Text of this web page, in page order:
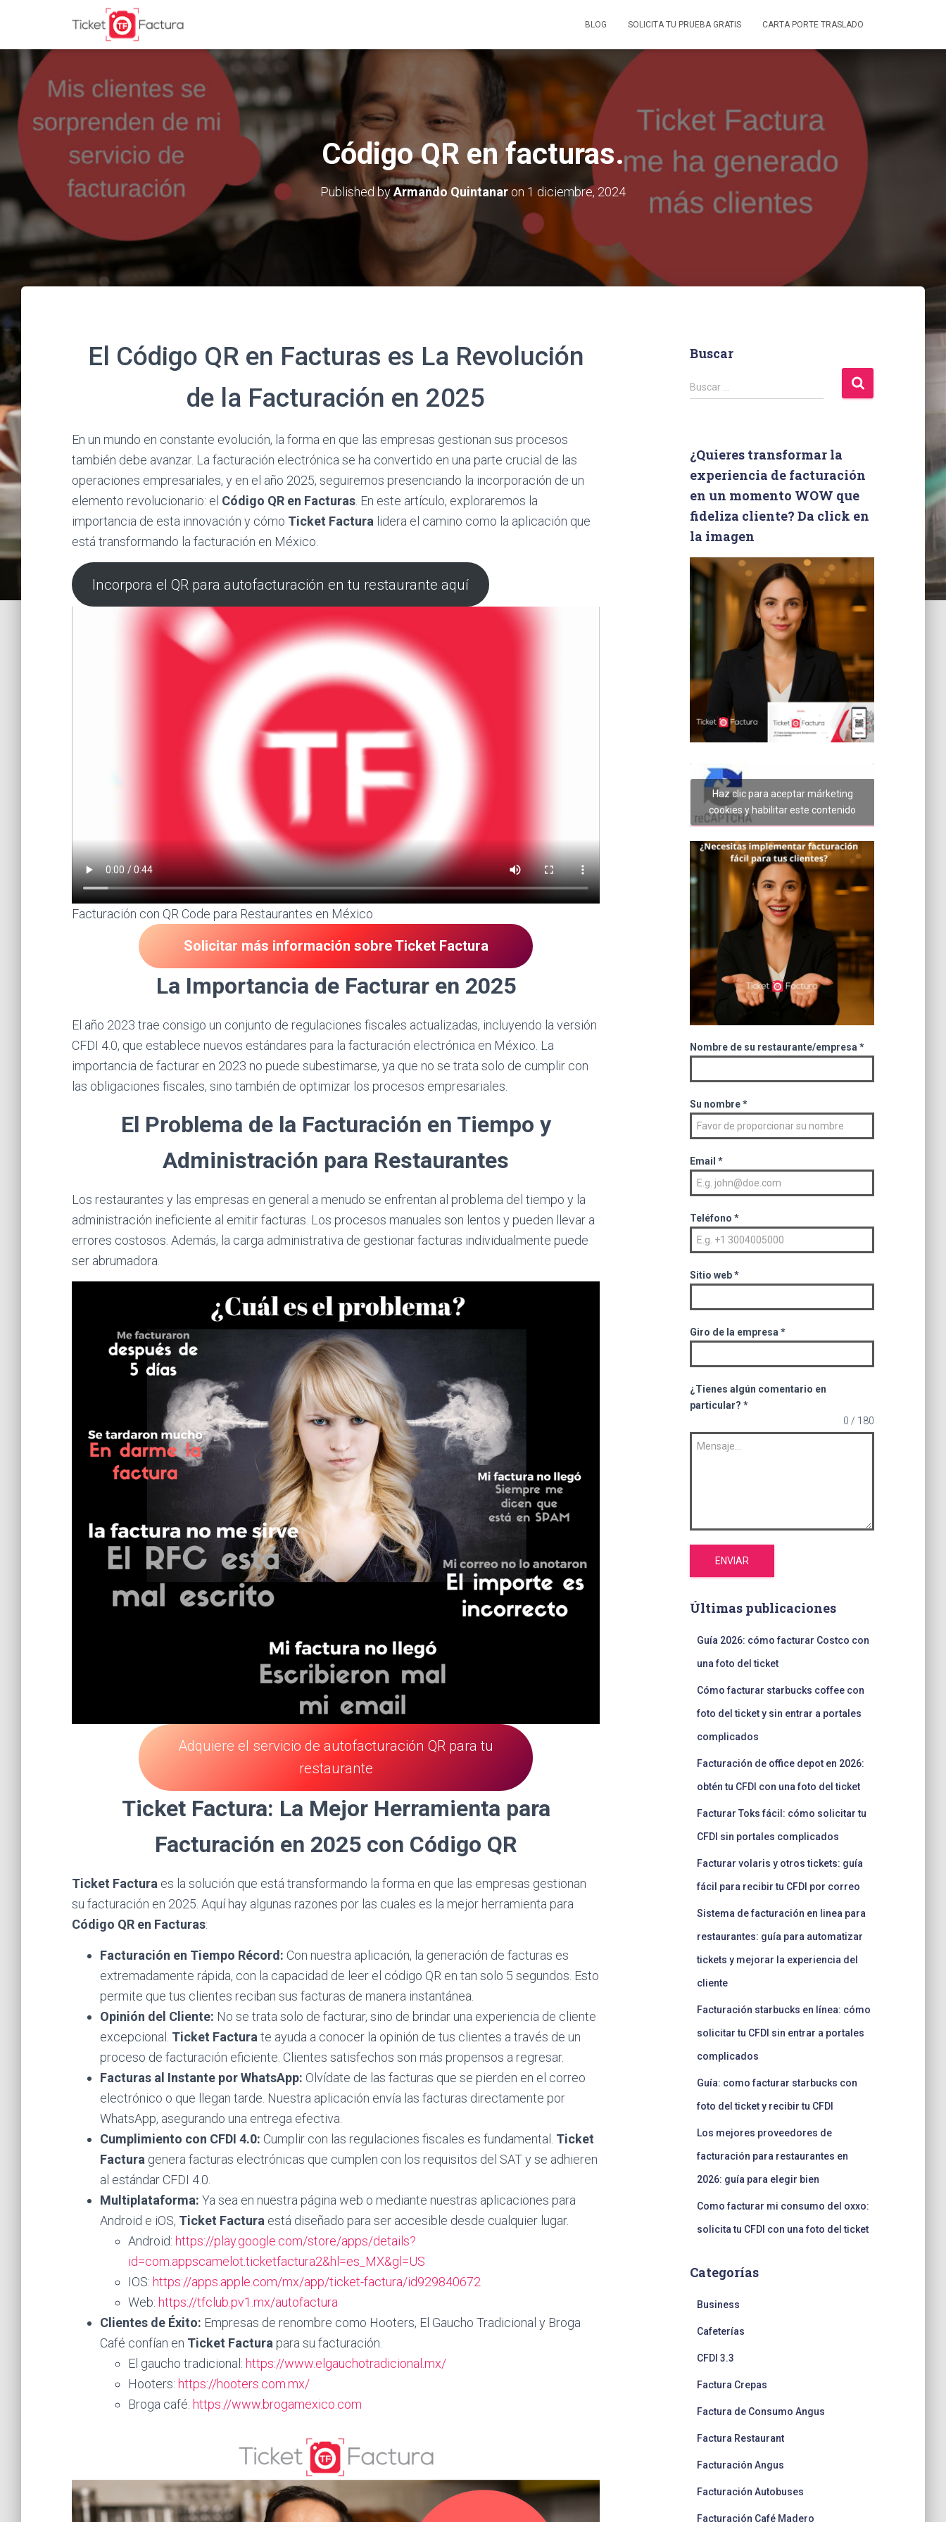
BLOG SOLICITA TU PRUEBA GRATIS CARTA PORTE TRASLADO
Código QR en facturas.
Published byArmando Quintanaron 1 diciembre, 2024
El Código QR en Facturas es La Revolución
de la Facturación en 2025
En un mundo en constante evolución, la forma en que las empresas gestionan sus procesos
también debe avanzar. La facturación electrónica se ha convertido en una parte crucial de las
operaciones empresariales, y en el año 2025, seguiremos presenciando la incorporación de un
elemento revolucionario: el Código QR en Facturas . En este artículo, exploraremos la
importancia de esta innovación y cómo Ticket Factura lidera el camino como la aplicación que
está transformando la facturación en México.
Incorpora el QR para autofacturación en tu restaurante aquí
Facturación con QR Code para Restaurantes en México
Solicitar más información sobre Ticket Factura
La Importancia de Facturar en 2025
El año 2023 trae consigo un conjunto de regulaciones fiscales actualizadas, incluyendo la versión
CFDI 4.0, que establece nuevos estándares para la facturación electrónica en México. La
importancia de facturar en 2023 no puede subestimarse, ya que no se trata solo de cumplir con
las obligaciones fiscales, sino también de optimizar los procesos empresariales.
El Problema de la Facturación en Tiempo y
Administración para Restaurantes
Los restaurantes y las empresas en general a menudo se enfrentan al problema del tiempo y la
administración ineficiente al emitir facturas. Los procesos manuales son lentos y pueden llevar a
errores costosos. Además, la carga administrativa de gestionar facturas individualmente puede
ser abrumadora.
Adquiere el servicio de autofacturación QR para tu
restaurante
Ticket Factura: La Mejor Herramienta para
Facturación en 2025 con Código QR
Ticket Factura es la solución que está transformando la forma en que las empresas gestionan
su facturación en 2025. Aquí hay algunas razones por las cuales es la mejor herramienta para
Código QR en Facturas:
Facturación en Tiempo Récord: Con nuestra aplicación, la generación de facturas es
extremadamente rápida, con la capacidad de leer el código QR en tan solo 5 segundos. Esto
permite que tus clientes reciban sus facturas de manera instantánea.
Opinión del Cliente: No se trata solo de facturar, sino de brindar una experiencia de cliente
excepcional. Ticket Factura te ayuda a conocer la opinión de tus clientes a través de un
proceso de facturación eficiente. Clientes satisfechos son más propensos a regresar.
Facturas al Instante por WhatsApp: Olvídate de las facturas que se pierden en el correo
electrónico o que llegan tarde. Nuestra aplicación envía las facturas directamente por
WhatsApp, asegurando una entrega efectiva.
Cumplimiento con CFDI 4.0: Cumplir con las regulaciones fiscales es fundamental. Ticket
Factura genera facturas electrónicas que cumplen con los requisitos del SAT y se adhieren
al estándar CFDI 4.0.
Multiplataforma: Ya sea en nuestra página web o mediante nuestras aplicaciones para
Android e iOS, Ticket Factura está diseñado para ser accesible desde cualquier lugar.
Android: https://play.google.com/store/apps/details?
id=com.appscamelot.ticketfactura2&hl=es_MX&gl=US
IOS: https://apps.apple.com/mx/app/ticket-factura/id929840672
Web: https://tfclub.pv1.mx/autofactura
Clientes de Éxito: Empresas de renombre como Hooters, El Gaucho Tradicional y Broga
Café confían en Ticket Factura para su facturación.
El gaucho tradicional: https://www.elgauchotradicional.mx/
Hooters: https://hooters.com.mx/
Broga café: https://www.brogamexico.com
Buscar
B
u
r
:
Buscar …
¿Quieres transformar la
experiencia de facturación
en un momento WOW que
fideliza cliente? Da click en
la imagen
Haz clic para aceptar márketing
cookies y habilitar este contenido
Nombre de su restaurante/empresa *
Su nombre*
Email *
Teléfono *
Sitio web*
Giro de la empresa *
¿Tienes algún comentario en
particular? *
0 / 180
ENVIAR
Últimas publicaciones
Guía 2026: cómo facturar Costco con
una foto del ticket
Cómo facturar starbucks coffee con
foto del ticket y sin entrar a portales
complicados
Facturación de office depot en 2026:
obtén tu CFDI con una foto del ticket
Facturar Toks fácil: cómo solicitar tu
CFDI sin portales complicados
Facturar volaris y otros tickets: guía
fácil para recibir tu CFDI por correo
Sistema de facturación en linea para
restaurantes: guía para automatizar
tickets y mejorar la experiencia del
cliente
Facturación starbucks en línea: cómo
solicitar tu CFDI sin entrar a portales
complicados
Guía: como facturar starbucks con
foto del ticket y recibir tu CFDI
Los mejores proveedores de
facturación para restaurantes en
2026: guía para elegir bien
Como facturar mi consumo del oxxo:
solicita tu CFDI con una foto del ticket
Categorías
Business
Cafeterías
CFDI 3.3
Factura Crepas
Factura de Consumo Angus
Factura Restaurant
Facturación Angus
Facturación Autobuses
Facturación Café Madero